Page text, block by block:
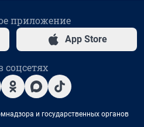
приложение
App Store
и государственных органов